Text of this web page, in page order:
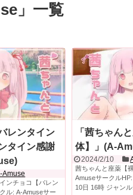
」 一覧
レンタイン
タイン感謝
Amuse
ンチョコ【バレン
ル: A-Amuseサー
「茜ちゃん
体】」(A-
2024/2/10
茜ちゃんと座薬【
Amuseサークル
10日 16時 ジャン